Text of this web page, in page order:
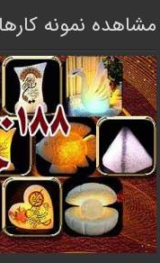
مشاهده نمونه